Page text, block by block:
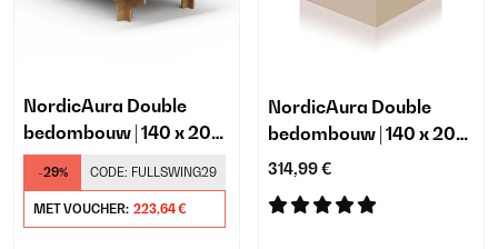
NordicAura Double
bedombouw | 140 x 200
cm
-29% CODE: FULLSWING29
MET VOUCHER: 223,64 €
NordicAura Double
bedombouw | 140 x 200
cm
314,99 €